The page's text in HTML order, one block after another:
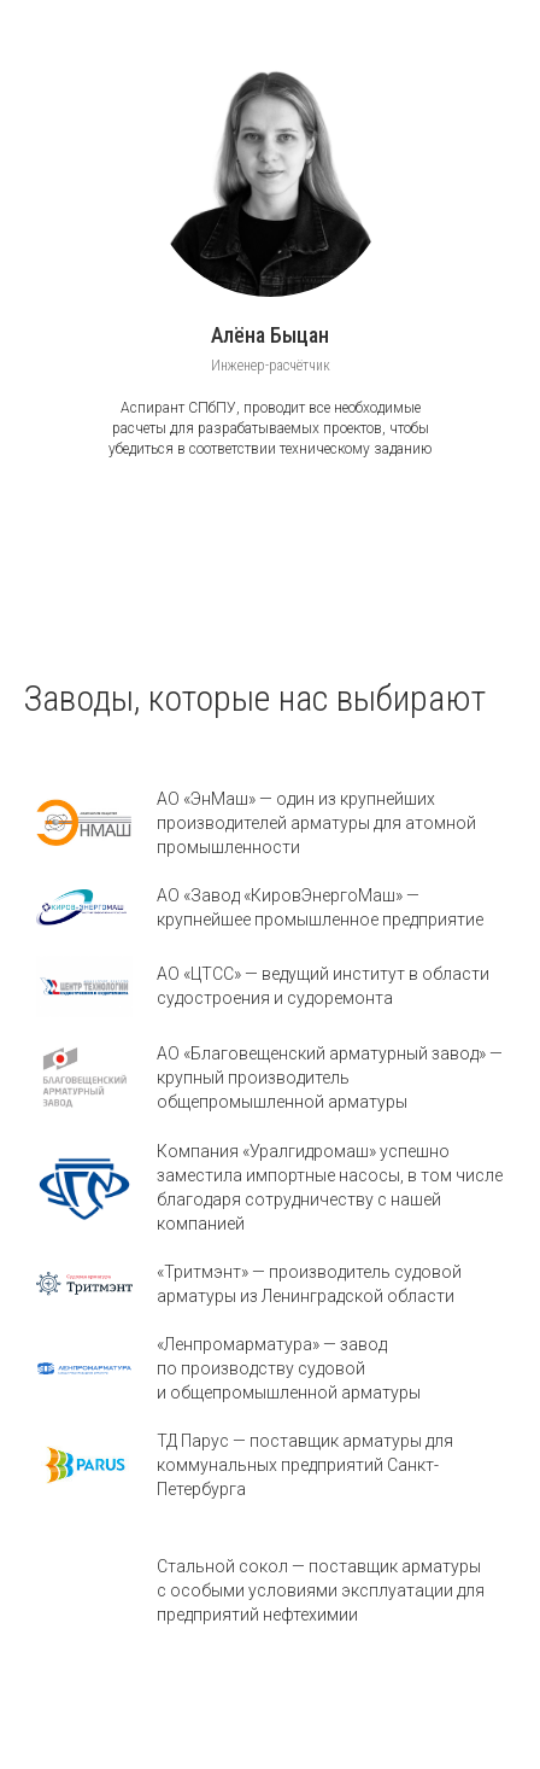
Алёна Быцан
Инженер-расчётчик
Аспирант СПбПУ, проводит все необходимые
расчеты для разрабатываемых проектов, чтобы
убедиться в соответствии техническому заданию
Заводы, которые нас выбирают
АО «ЭнМаш» — один из крупнейших
производителей арматуры для атомной
промышленности
АО «Завод «КировЭнергоМаш» —
крупнейшее промышленное предприятие
АО «ЦТСС» — ведущий институт в области
судостроения и судоремонта
АО «Благовещенский арматурный завод» —
крупный производитель
общепромышленной арматуры
Компания «Уралгидромаш» успешно
заместила импортные насосы, в том числе
благодаря сотрудничеству с нашей
компанией
«Тритмэнт» — производитель судовой
арматуры из Ленинградской области
«Ленпромарматура» — завод
по производству судовой
и общепромышленной арматуры
ТД Парус — поставщик арматуры для
коммунальных предприятий Санкт-
Петербурга
Стальной сокол — поставщик арматуры
с особыми условиями эксплуатации для
предприятий нефтехимии